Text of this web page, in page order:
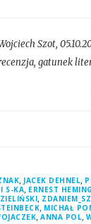
Szot,
, gatunek
, JACEK DEHNEL,
S-KA, ERNEST
,
, MICHAŁ
, ANNA POL,